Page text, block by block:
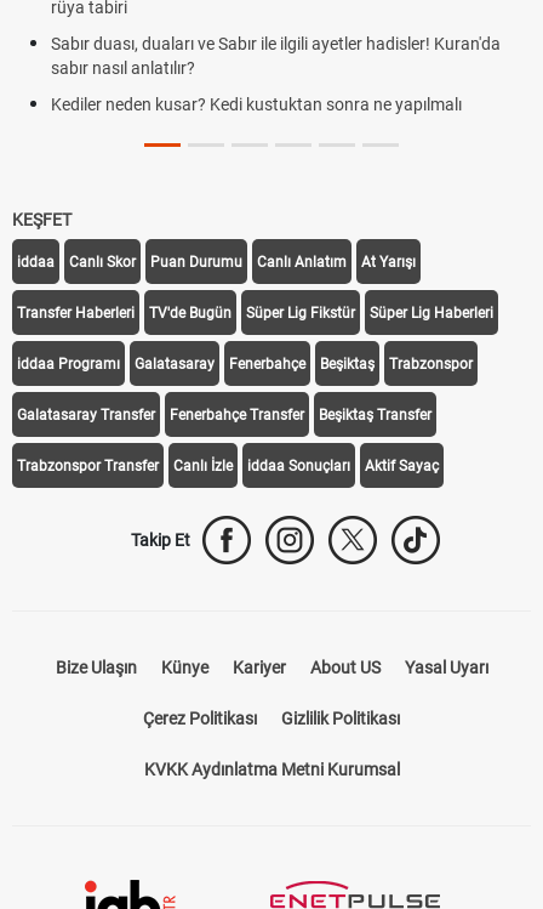
rüya tabiri
Sabır duası, duaları ve Sabır ile ilgili ayetler hadisler! Kuran'da
sabır nasıl anlatılır?
Kediler neden kusar? Kedi kustuktan sonra ne yapılmalı
KEŞFET
iddaa Canlı Skor Puan Durumu Canlı Anlatım At Yarışı
Transfer Haberleri TV'de Bugün Süper Lig Fikstür Süper Lig Haberleri
iddaa Programı Galatasaray Fenerbahçe Beşiktaş Trabzonspor
Galatasaray Transfer Fenerbahçe Transfer Beşiktaş Transfer
Trabzonspor Transfer Canlı İzle iddaa Sonuçları Aktif Sayaç
Takip Et
Bize Ulaşın Künye Kariyer About US Yasal Uyarı
Çerez Politikası Gizlilik Politikası
KVKK Aydınlatma Metni Kurumsal